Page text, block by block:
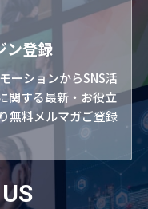
ン登録
ーションからSNS活
関する最新・お役立
無料メルマガご登録